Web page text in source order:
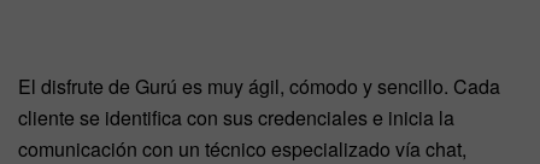
El disfrute de Gurú es muy ágil, cómodo y sencillo. Cada
cliente se identifica con sus credenciales e inicia la
comunicación con un técnico especializado vía chat,